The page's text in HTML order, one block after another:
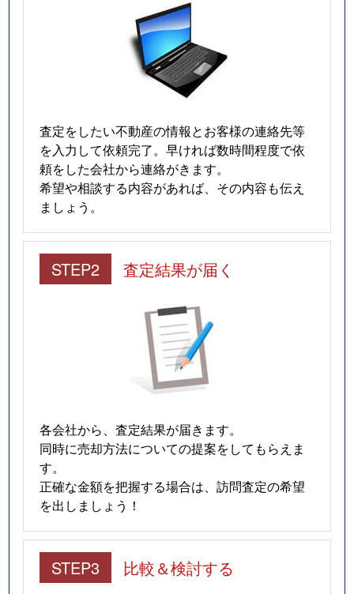
査定をしたい不動産の情報とお客様の連絡先等
を入力して依頼完了。早ければ数時間程度で依
頼をした会社から連絡がきます。
希望や相談する内容があれば、その内容も伝え
ましょう。
STEP2 査定結果が届く
各会社から、査定結果が届きます。
同時に売却方法についての提案をしてもらえま
す。
正確な金額を把握する場合は、訪問査定の希望
を出しましょう！
STEP3 比較＆検討する